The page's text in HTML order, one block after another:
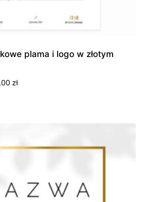
plama i logo w złotym
złZakres